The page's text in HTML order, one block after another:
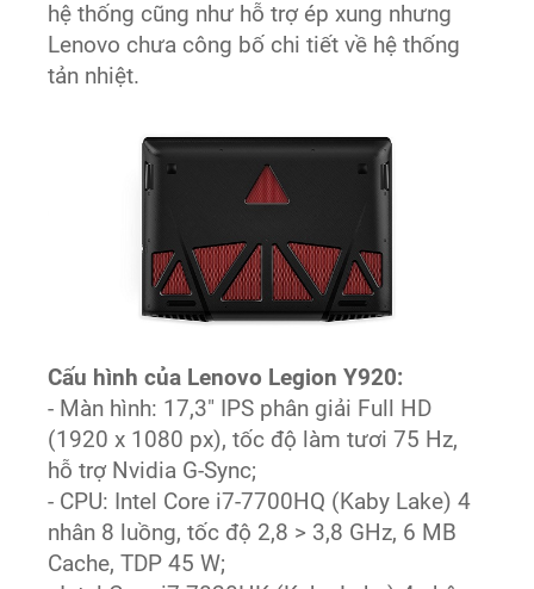
hệ thống cũng như hỗ trợ ép xung nhưng
Lenovo chưa công bố chi tiết về hệ thống
tản nhiệt.
Cấu hình của Lenovo Legion Y920:
- Màn hình: 17,3" IPS phân giải Full HD
(1920 x 1080 px), tốc độ làm tươi 75 Hz,
hỗ trợ Nvidia G-Sync;
- CPU: Intel Core i7-7700HQ (Kaby Lake) 4
nhân 8 luồng, tốc độ 2,8 > 3,8 GHz, 6 MB
Cache, TDP 45 W;